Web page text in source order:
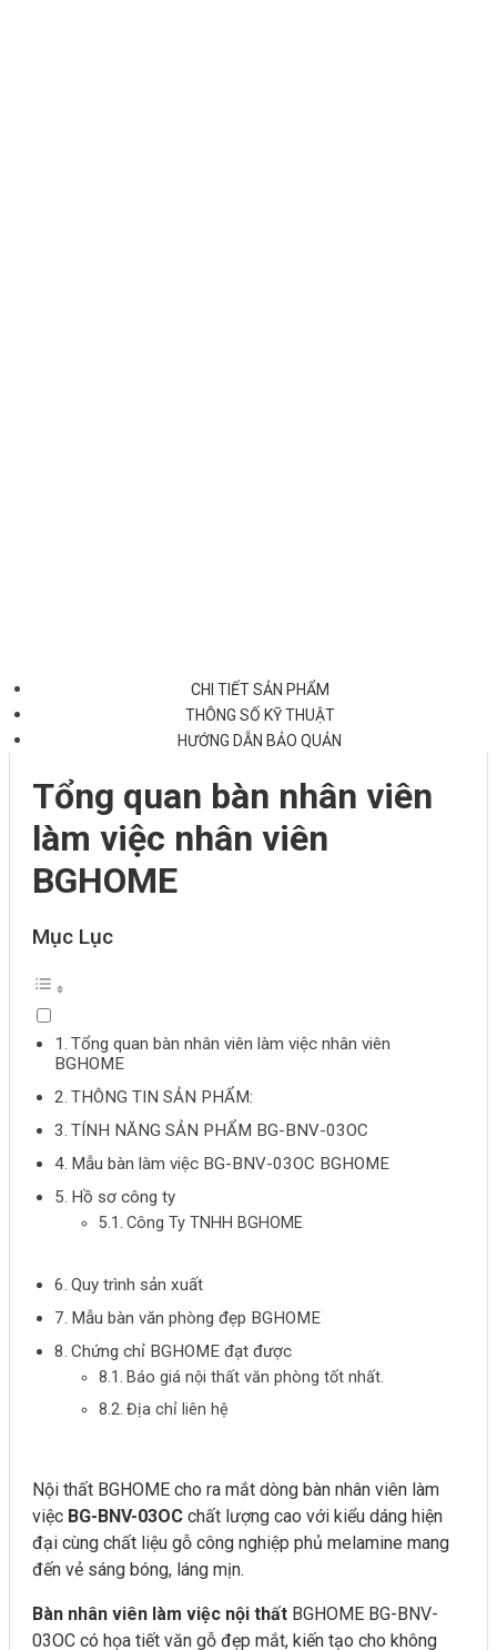
CHI TIẾT SẢN PHẨM
THÔNG SỐ KỸ THUẬT
HƯỚNG DẪN BẢO QUẢN
Tổng quan bàn nhân viên
làm việc nhân viên
BGHOME
Mục Lục
Tổng quan bàn nhân viên làm việc nhân viên
BGHOME
THÔNG TIN SẢN PHẨM:
TÍNH NĂNG SẢN PHẨM BG-BNV-03OC
Mẫu bàn làm việc BG-BNV-03OC BGHOME
Hồ sơ công ty
Công Ty TNHH BGHOME
Quy trình sản xuất
Mẫu bàn văn phòng đẹp BGHOME
Chứng chỉ BGHOME đạt được
Báo giá nội thất văn phòng tốt nhất.
Địa chỉ liên hệ
Nội thất BGHOME cho ra mắt dòng bàn nhân viên làm
việc BG-BNV-03OC chất lượng cao với kiểu dáng hiện
đại cùng chất liệu gỗ công nghiệp phủ melamine mang
đến vẻ sáng bóng, láng mịn.
Bàn nhân viên làm việc nội thất BGHOME BG-BNV-
03OC có họa tiết văn gỗ đẹp mắt, kiến tạo cho không